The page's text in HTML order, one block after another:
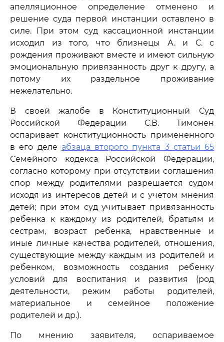
апелляционное определение отменено и
решение суда первой инстанции оставлено в
силе. При этом суд кассационной инстанции
исходил из того, что близнецы А. и С. с
рождения проживают вместе и имеют сильную
эмоциональную привязанность друг к другу, а
потому их раздельное проживание
нежелательно.
В своей жалобе в Конституционный Суд
Российской Федерации С.В. Тимонен
оспаривает конституционность примененного
в его деле абзаца второго пункта 3 статьи 65
Семейного кодекса Российской Федерации,
согласно которому при отсутствии соглашения
спор между родителями разрешается судом
исходя из интересов детей и с учетом мнения
детей; при этом суд учитывает привязанность
ребенка к каждому из родителей, братьям и
сестрам, возраст ребенка, нравственные и
иные личные качества родителей, отношения,
существующие между каждым из родителей и
ребенком, возможность создания ребенку
условий для воспитания и развития (род
деятельности, режим работы родителей,
материальное и семейное положение
родителей и др.).
По мнению заявителя, оспариваемое